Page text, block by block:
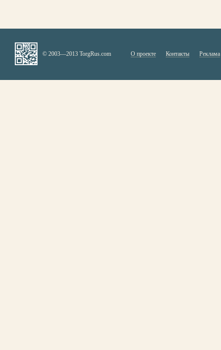
© 2003—2013 TorgRus.com О проекте Контакты Реклама